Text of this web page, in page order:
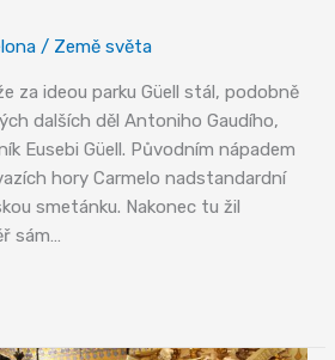
/ Země světa
za ideou parku Güell stál, podobně
dalších děl Antoniho Gaudího,
Eusebi Güell. Původním nápadem
hory Carmelo nadstandardní
smetánku. Nakonec tu žil
sám…